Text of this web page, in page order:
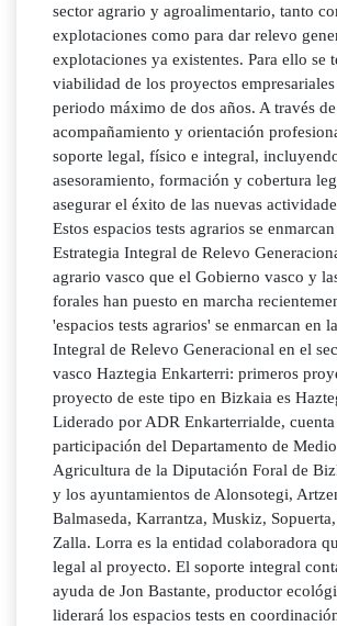
sector agrario y agroalimentario, tanto
explotaciones como para dar relevo
explotaciones ya existentes. Para ello se
viabilidad de los proyectos
periodo máximo de dos años. A través
acompañamiento y orientación
soporte legal, físico e integral,
asesoramiento, formación y cobertura
asegurar el éxito de las nuevas
Estos espacios tests agrarios se
Estrategia Integral de Relevo
agrario vasco que el Gobierno vasco y
forales han puesto en marcha
'espacios tests agrarios' se enmarcan en
Integral de Relevo Generacional en el
vasco Haztegia Enkarterri: primeros
proyecto de este tipo en Bizkaia es
Liderado por ADR Enkarterrialde,
participación del Departamento de
Agricultura de la Diputación Foral de
y los ayuntamientos de Alonsotegi,
Balmaseda, Karrantza, Muskiz,
Zalla. Lorra es la entidad colaboradora
legal al proyecto. El soporte integral
ayuda de Jon Bastante, productor
liderará los espacios tests en